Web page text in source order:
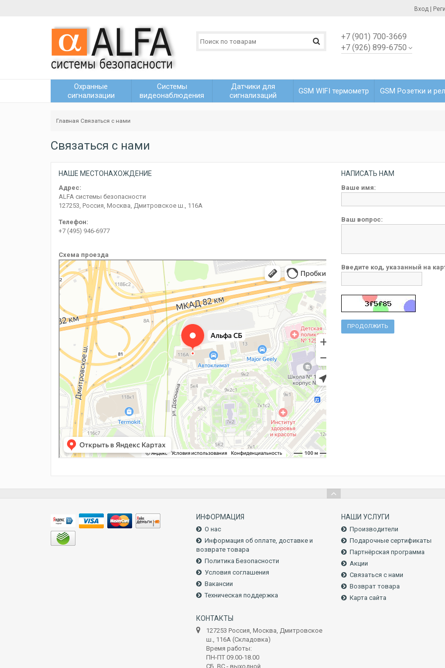
Вход
+7 (901) 700-3669
+7 (926) 899-6750
Охранные
сигнализации
Системы
видеонаблюдения
Датчики для
сигнализаций
GSM WIFI термометр GSM Розетки и
Главная Связаться с нами
Связаться с нами
НАШЕ МЕСТОНАХОЖДЕНИЕ
Адрес:
ALFA системы безопасности
127253, Россия, Москва, Дмитровское ш., 116А
Телефон:
+7 (495) 946-6977
Схема проезда
Альфа Системы Безопасности
Системы безопасности и охраны в Москве
Домофоны в Москве
НАПИСАТЬ НАМ
Ваше имя:
Ваш вопрос:
Введите код, указанный на
ИНФОРМАЦИЯ
О нас
Информация об оплате, доставке и
возврате товара
Политика Безопасности
Условия соглашения
Вакансии
Техническая поддержка
НАШИ УСЛУГИ
Производители
Подарочные сертификаты
Партнёрская программа
Акции
Связаться с нами
Возврат товара
Карта сайта
КОНТАКТЫ
127253 Россия, Москва, Дмитровское
ш., 116А (Складовка)
Время работы:
ПН-ПТ 09.00-18.00
СБ, ВС - выходной